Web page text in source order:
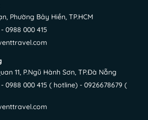
Phường Bảy Hiền, TP.HCM
0988 000 415
11, P.Ngũ Hành Sơn, TP.Đà Nẵng
0988 000 415 ( hotline) - 0926678679 (